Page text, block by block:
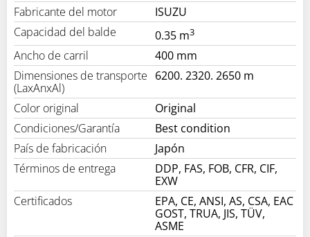
Fabricante del motor
ISUZU
Capacidad del balde
0.35 m3
Ancho de carril
400 mm
Dimensiones de transporte
(LaxAnxAl)
6200. 2320. 2650 m
Color original
Original
Condiciones/Garantía
Best condition
País de fabricación
Japón
Términos de entrega
DDP, FAS, FOB, CFR, CIF,
EXW
Certificados
EPA, CE, ANSI, AS, CSA, EAC
GOST, TRUA, JIS, TÜV,
ASME